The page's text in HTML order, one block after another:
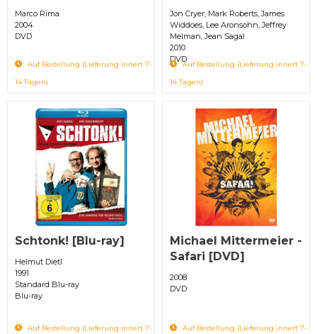
Marco Rima
2004
DVD
Auf Bestellung (Lieferung innert 7-
14 Tagen)
Jon Cryer, Mark Roberts, James
Widdoes, Lee Aronsohn, Jeffrey
Melman, Jean Sagal
2010
DVD
Auf Bestellung (Lieferung innert 7-
14 Tagen)
Schtonk! [Blu-ray]
Helmut Dietl
1991
Standard Blu-ray
Blu-ray
Auf Bestellung (Lieferung innert 7-
Michael Mittermeier -
Safari [DVD]
2008
DVD
Auf Bestellung (Lieferung innert 7-